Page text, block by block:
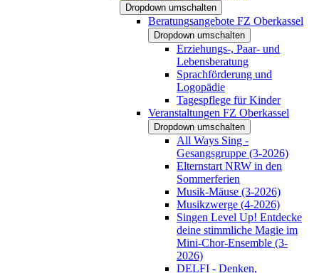
Dropdown umschalten
Beratungsangebote FZ Oberkassel
Dropdown umschalten
Erziehungs-, Paar- und
Lebensberatung
Sprachförderung und
Logopädie
Tagespflege für Kinder
Veranstaltungen FZ Oberkassel
Dropdown umschalten
All Ways Sing -
Gesangsgruppe (3-2026)
Elternstart NRW in den
Sommerferien
Musik-Mäuse (3-2026)
Musikzwerge (4-2026)
Singen Level Up! Entdecke
deine stimmliche Magie im
Mini-Chor-Ensemble (3-
2026)
DELFI - Denken,